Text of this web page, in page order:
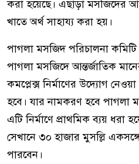
করা হয়েছে। এছাড়া মসজিদের
খাতে অর্থ সাহায্য করা হয়।
পাগলা মসজিদ পরিচালনা কমিটি
পাগলা মসজিদে আন্তর্জাতিক
কমপ্লেক্স নির্মাণের উদ্যোগ
হবে। যার নামকরণ হবে পাগলা
এটি নির্মাণে প্রাথমিক ব্যয় ধরা
সেখানে ৩০ হাজার মুসল্লি
পারবেন।